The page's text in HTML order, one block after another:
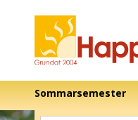
Sommarsemester